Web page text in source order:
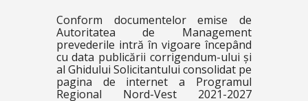
Conform documentelor emise de
Autoritatea de Management
prevederile intră în vigoare începând
cu data publicării corrigendum-ului și
al Ghidului Solicitantului consolidat pe
pagina de internet a Programul
Regional Nord-Vest 2021-2027